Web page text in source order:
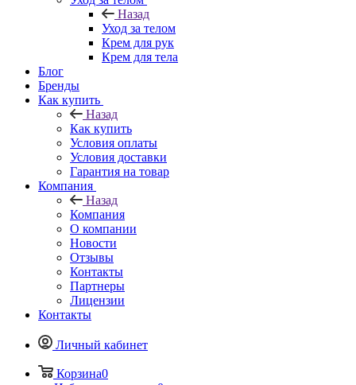
Назад
Уход за телом
Крем для рук
Крем для тела
Блог
Бренды
Как купить
Назад
Как купить
Условия оплаты
Условия доставки
Гарантия на товар
Компания
Назад
Компания
О компании
Новости
Отзывы
Контакты
Партнеры
Лицензии
Контакты
Личный кабинет
Корзина0